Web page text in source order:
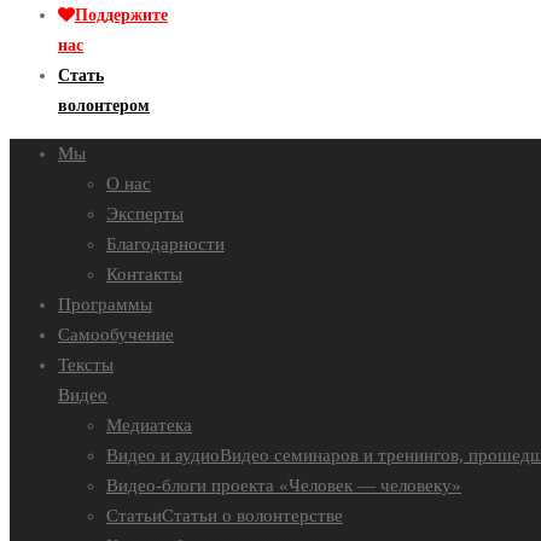
Поддержите
нас
Стать
волонтером
Мы
О нас
Эксперты
Благодарности
Контакты
Программы
Самообучение
Тексты
Видео
Медиатека
Видео и аудиоВидео семинаров и тренингов,
Видео-блоги проекта «Человек — человеку»
СтатьиСтатьи о волонтерстве